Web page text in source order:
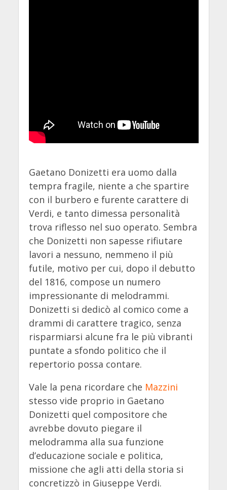
Gaetano Donizetti era uomo dalla
tempra fragile, niente a che spartire
con il burbero e furente carattere di
Verdi, e tanto dimessa personalità
trova riflesso nel suo operato. Sembra
che Donizetti non sapesse rifiutare
lavori a nessuno, nemmeno il più
futile, motivo per cui, dopo il debutto
del 1816, compose un numero
impressionante di melodrammi.
Donizetti si dedicò al comico come a
drammi di carattere tragico, senza
risparmiarsi alcune fra le più vibranti
puntate a sfondo politico che il
repertorio possa contare.
Vale la pena ricordare che Mazzini
stesso vide proprio in Gaetano
Donizetti quel compositore che
avrebbe dovuto piegare il
melodramma alla sua funzione
d’educazione sociale e politica,
missione che agli atti della storia si
concretizzò in Giuseppe Verdi.